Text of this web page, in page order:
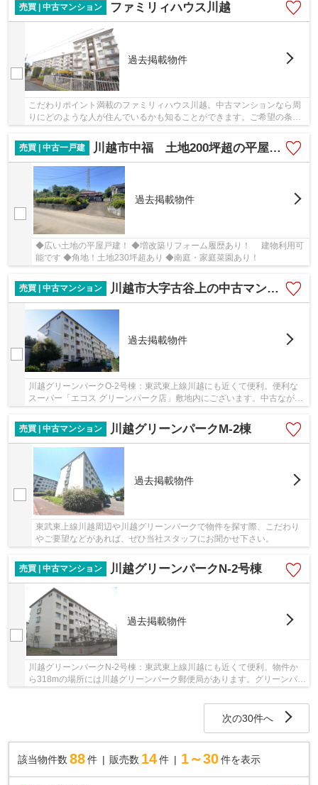
売買 | 中古マンション
ファミリィハウス川越
過去掲載物件
こだわりポイント満載のファミリィハウス川越。中古マンションなら周
りにどのような人が住んでいるかも知ることができます。ご希望の条件
売買 | 中古一戸建
川越市中福 土地200坪超の平屋一戸建！
過去掲載物件
◆広い土地の平屋戸建！ ◆増改築リフォーム履歴あり！ 建物利用可
能です ◆角地！土地230坪超あり ◆南庭・家庭菜園あり！
売買 | 中古マンション 川越市大字古谷上の中古マンション
過去掲載物件
川越グリーンパークO-2号棟：東武東上線川越にも近くて便利。便利な
スーパー「エコス グリーンパーク店」敷地内にございます。中古ながら
も綺麗な室内と魅力的な住環境のマンションで...
売買 | 中古マンション
川越グリーンパークM-2棟
過去掲載物件
東武東上線川越周辺や川越グリーンパークで物件を探す際、こだわり
やご要望などがあれば、ぜひ当社スタッフにお聞かせ下さい。
売買 | 中古マンション 川越グリーンパークN-2号棟
過去掲載物件
川越グリーンパークN-2号棟：東武東上線川越にも近くて便利。物件か
ら318mの場所には川越グリーンパーク郵便局があります。グリーンパー
次の30件へ
該当物件数 88件 販売数 14 件 1～30 件を表示